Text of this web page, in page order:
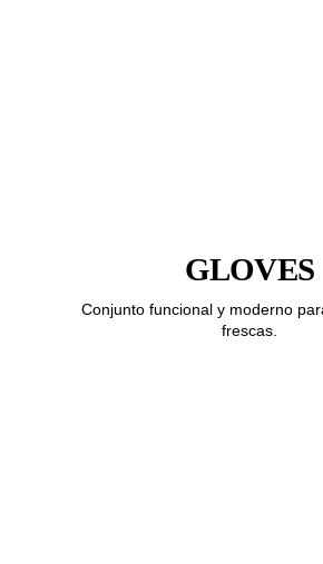
GLOVES
Conjunto funcional y moderno
frescas.